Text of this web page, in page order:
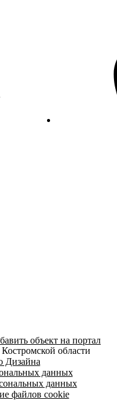
объект на портал
области
Дизайна
данных
данных
файлов cookie